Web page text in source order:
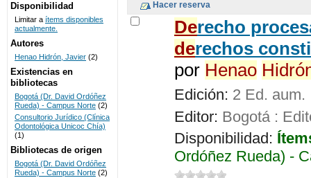
BIBLIOTECAS
UNICOC
Derecho
derechos
por Henao
Edición: 2 Ed. aum.
Editor: Bogotá :
Disponibilidad:
Ordóñez Rueda) -
Disponibilidad
Limitar a ítems disponibles
actualmente.
Autores
Henao Hidrón, Javier (2)
Existencias en
bibliotecas
Bogotá (Dr. David Ordóñez
Rueda) - Campus Norte (2)
Consultorio Jurídico (Clínica
Odontológica Unicoc Chía)
(1)
Bibliotecas de origen
Bogotá (Dr. David Ordóñez
Rueda) - Campus Norte (2)